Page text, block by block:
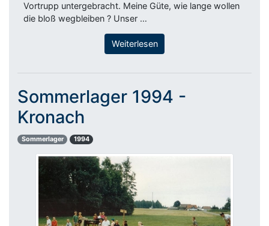
Vortrupp untergebracht. Meine Güte, wie lange wollen
die bloß wegbleiben ? Unser …
Weiterlesen
Sommerlager 1994 -
Kronach
Sommerlager 1994